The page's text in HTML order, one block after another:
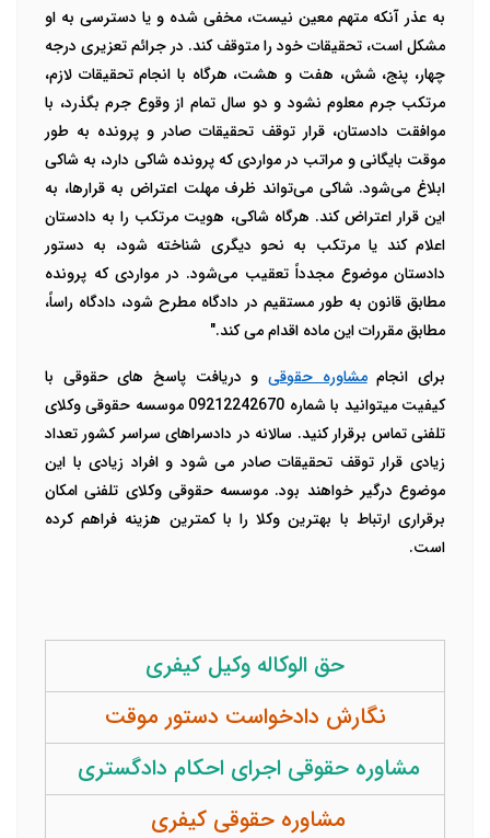
به عذر آنکه متهم معین نیست، مخفی شده و یا دسترسی به او
مشکل است، تحقیقات خود را متوقف کند. در جرائم تعزیری درجه
چهار، پنج، شش، هفت و هشت، هرگاه با انجام تحقیقات لازم،
مرتکب جرم معلوم نشود و دو سال تمام از وقوع جرم بگذرد، با
موافقت دادستان، قرار توقف تحقیقات صادر و پرونده به طور
موقت بایگانی و مراتب در مواردی که پرونده شاکی دارد، به شاکی
ابلاغ می‌شود. شاکی می‌تواند ظرف مهلت اعتراض به قرارها، به
این قرار اعتراض کند. هرگاه شاکی، هویت مرتکب را به دادستان
اعلام کند یا مرتکب به نحو دیگری شناخته شود، به دستور
دادستان موضوع مجدداً تعقیب می‌شود. در مواردی که پرونده
مطابق قانون به طور مستقیم در دادگاه مطرح شود، دادگاه راساً،
مطابق مقررات این ماده اقدام می کند."
برای انجاممشاوره حقوقی و دریافت پاسخ های حقوقی با
کیفیت میتوانید با شماره 09212242670 موسسه حقوقی وکلای
تلفنی تماس برقرار کنید. سالانه در دادسراهای سراسر کشور تعداد
زیادی قرار توقف تحقیقات صادر می شود و افراد زیادی با این
موضوع درگیر خواهند بود. موسسه حقوقی وکلای تلفنی امکان
برقراری ارتباط با بهترین وکلا را با کمترین هزینه فراهم کرده
است.
حق الوکاله وکیل کیفری
نگارش دادخواست دستور موقت
مشاوره حقوقی اجرای احکام دادگستری
مشاوره حقوقی کیفری